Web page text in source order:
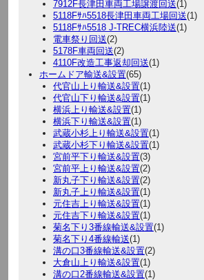
7912F長津田車両工場譲渡回送(1)
5118Fｻﾊ5518長津田車両工場回送(1)
5118Fｻﾊ5518 J-TREC横浜陸送(1)
電車祭り回送(2)
5178F車両回送(2)
4110F改造工事返却回送(1)
ホームドア輸送&設置(65)
代官山上り輸送&設置(1)
代官山下り輸送&設置(1)
横浜上り輸送&設置(1)
横浜下り輸送&設置(1)
武蔵小杉上り輸送&設置(1)
武蔵小杉下り輸送&設置(1)
宮前平下り輸送&設置(3)
宮前平上り輸送&設置(2)
新丸子下り輸送&設置(2)
新丸子上り輸送&設置(1)
元住吉上り輸送&設置(1)
元住吉下り輸送&設置(1)
菊名下り3番線輸送&設置(1)
菊名下り4番線輸送(1)
溝の口3番線輸送&設置(2)
大倉山上り輸送&設置(1)
溝の口2番線輸送&設置(1)